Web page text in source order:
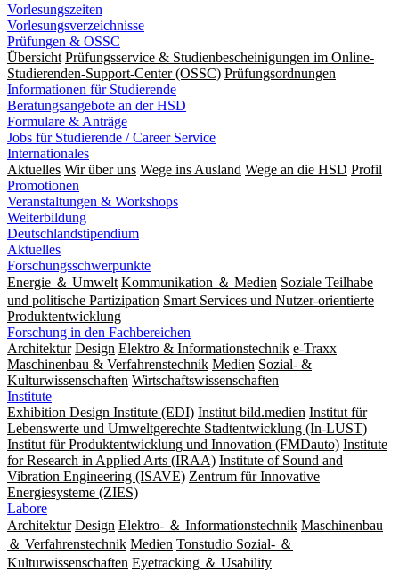
Vorlesungszeiten
Vorlesungsverzeichnisse
Prüfungen & OSSC
Übersicht Prüfungsservice & Studienbescheinigungen im Online-
Studierenden-Support-Center (OSSC) Prüfungsordnungen
Informationen für Studierende
Beratungsangebote an der HSD
Formulare & Anträge
Jobs für Studierende / Career Service
Internationales
Aktuelles Wir über uns Wege ins Ausland Wege an die HSD Profil
Promotionen
Veranstaltungen & Workshops
Weiterbildung
Deutschlandstipendium
Aktuelles
Forschungsschwerpunkte
Energie ＆ Umwelt Kommunikation ＆ Medien Soziale Teilhabe
und politische Partizipation Smart Services und Nutzer-orientierte
Produktentwicklung
Forschung in den Fachbereichen
Architektur Design Elektro & Informationstechnik e-Traxx
Maschinenbau & Verfahrenstechnik Medien Sozial- &
Kulturwissenschaften Wirtschaftswissenschaften
Institute
Exhibition Design Institute (EDI) Institut bild.medien Institut für
Lebenswerte und Umweltgerechte Stadtentwicklung (In-LUST)
Institut für Produktentwicklung und Innovation (FMDauto) Institute
for Research in Applied Arts (IRAA) Institute of Sound and
Vibration Engineering (ISAVE) Zentrum für Innovative
Energiesysteme (ZIES)
Labore
Architektur Design Elektro- ＆ Informationstechnik Maschinenbau
＆ Verfahrenstechnik Medien Tonstudio Sozial- ＆
Kulturwissenschaften Eyetracking ＆ Usability